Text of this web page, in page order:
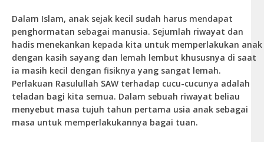
Dalam Islam, anak sejak kecil sudah harus mendapat
penghormatan sebagai manusia. Sejumlah riwayat dan
hadis menekankan kepada kita untuk memperlakukan anak
dengan kasih sayang dan lemah lembut khususnya di saat
ia masih kecil dengan fisiknya yang sangat lemah.
Perlakuan Rasulullah SAW terhadap cucu-cucunya adalah
teladan bagi kita semua. Dalam sebuah riwayat beliau
menyebut masa tujuh tahun pertama usia anak sebagai
masa untuk memperlakukannya bagai tuan.